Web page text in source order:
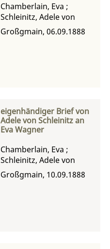
Chamberlain, Eva ;
Schleinitz, Adele von
Großgmain, 06.09.1888
eigenhändiger Brief von
Adele von Schleinitz an
Eva Wagner
Chamberlain, Eva ;
Schleinitz, Adele von
Großgmain, 10.09.1888